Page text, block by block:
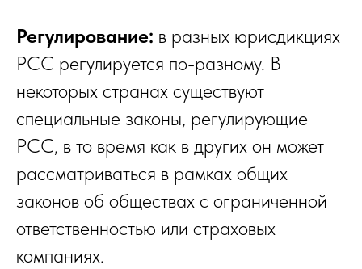
Регулирование: в разных юрисдикциях
PCC регулируется по-разному. В
некоторых странах существуют
специальные законы, регулирующие
PCC, в то время как в других он может
рассматриваться в рамках общих
законов об обществах с ограниченной
ответственностью или страховых
компаниях.